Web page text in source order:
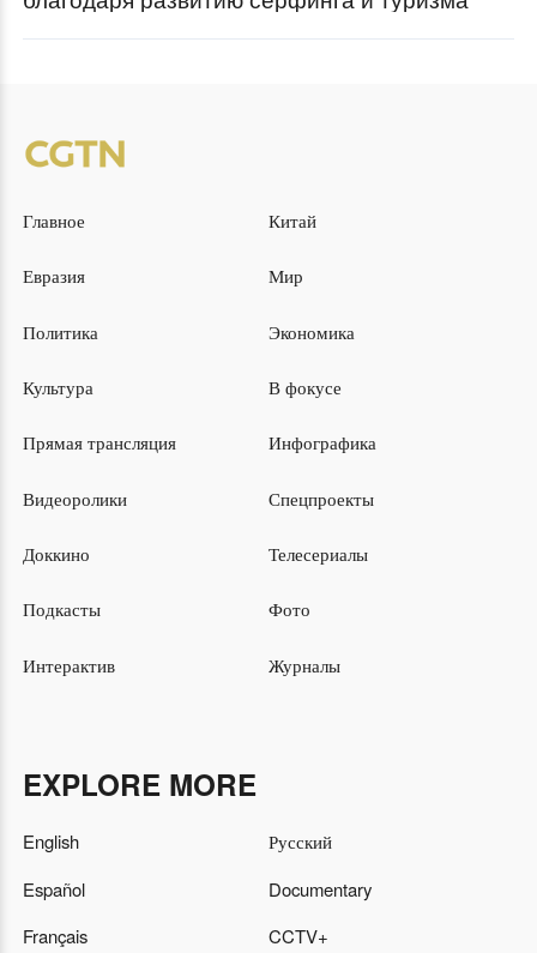
Главное Китай
Евразия Мир
Политика Экономика
Культура В фокусе
Прямая трансляция Инфографика
Видеоролики Спецпроекты
Доккино Телесериалы
Подкасты Фото
Интерактив Журналы
EXPLORE MORE
English
Español
Français
Русский
Documentary
CCTV+